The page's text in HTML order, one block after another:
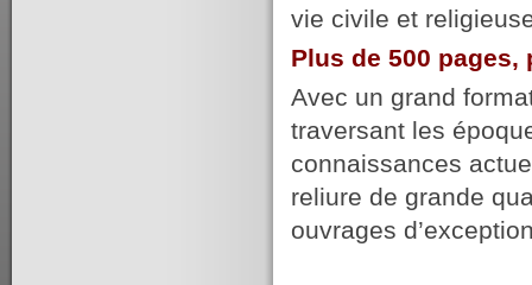
vie civile et
Plus de 500 pages,
Avec un grand
traversant les
connaissances
reliure de grande
ouvrages